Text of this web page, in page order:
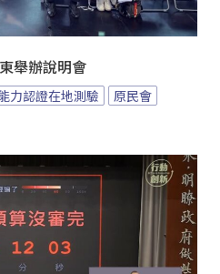
舉辦說明會
力認證在地測驗
原民會